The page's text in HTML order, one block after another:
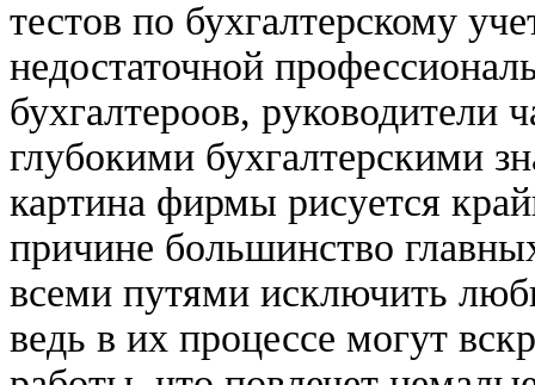
тестов по бухгалтерскому
недостаточной
бухгалтероов, руководители
глубокими бухгалтерскими
картина фирмы рисуется
причине большинство
всеми путями исключить
ведь в их процессе могут